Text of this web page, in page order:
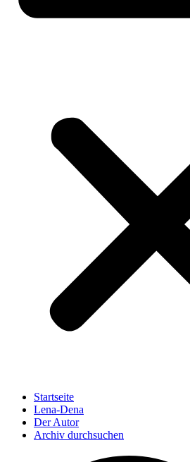
Startseite
Lena-Dena
Der Autor
Archiv durchsuchen